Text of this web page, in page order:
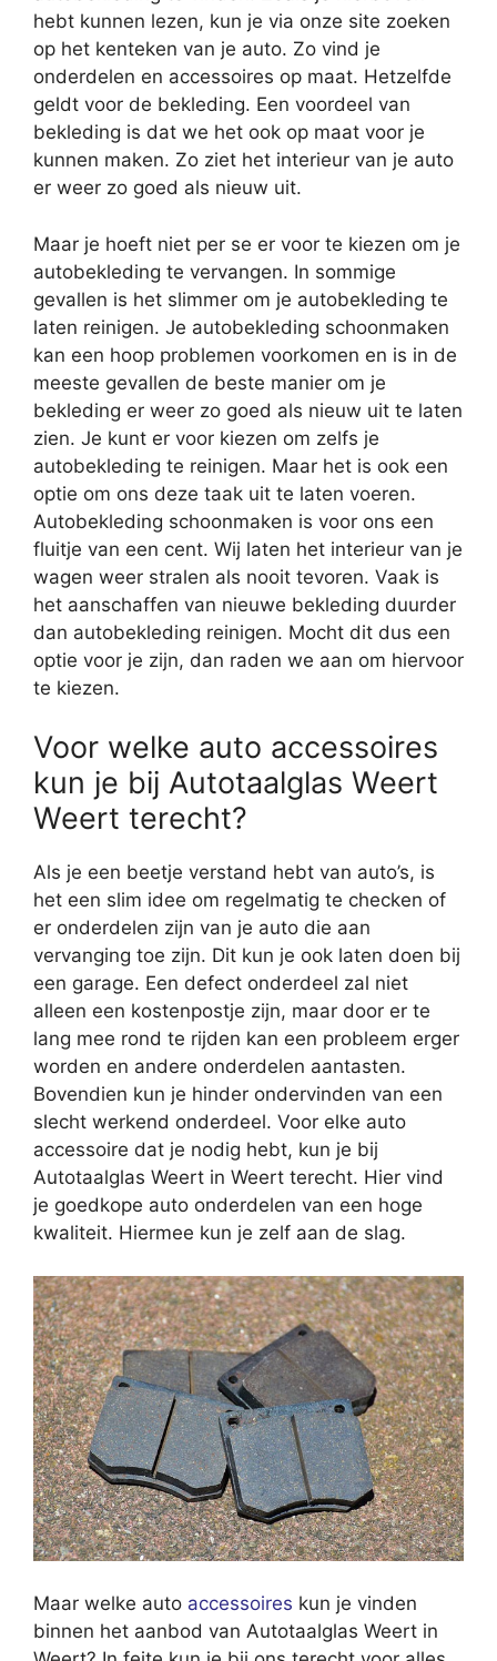
hebt kunnen lezen, kun je via onze site zoeken
op het kenteken van je auto. Zo vind je
onderdelen en accessoires op maat. Hetzelfde
geldt voor de bekleding. Een voordeel van
bekleding is dat we het ook op maat voor je
kunnen maken. Zo ziet het interieur van je auto
er weer zo goed als nieuw uit.
Maar je hoeft niet per se er voor te kiezen om je
autobekleding te vervangen. In sommige
gevallen is het slimmer om je autobekleding te
laten reinigen. Je autobekleding schoonmaken
kan een hoop problemen voorkomen en is in de
meeste gevallen de beste manier om je
bekleding er weer zo goed als nieuw uit te laten
zien. Je kunt er voor kiezen om zelfs je
autobekleding te reinigen. Maar het is ook een
optie om ons deze taak uit te laten voeren.
Autobekleding schoonmaken is voor ons een
fluitje van een cent. Wij laten het interieur van je
wagen weer stralen als nooit tevoren. Vaak is
het aanschaffen van nieuwe bekleding duurder
dan autobekleding reinigen. Mocht dit dus een
optie voor je zijn, dan raden we aan om hiervoor
te kiezen.
Voor welke auto accessoires
kun je bij Autotaalglas Weert
Weert terecht?
Als je een beetje verstand hebt van auto’s, is
het een slim idee om regelmatig te checken of
er onderdelen zijn van je auto die aan
vervanging toe zijn. Dit kun je ook laten doen bij
een garage. Een defect onderdeel zal niet
alleen een kostenpostje zijn, maar door er te
lang mee rond te rijden kan een probleem erger
worden en andere onderdelen aantasten.
Bovendien kun je hinder ondervinden van een
slecht werkend onderdeel. Voor elke auto
accessoire dat je nodig hebt, kun je bij
Autotaalglas Weert in Weert terecht. Hier vind
je goedkope auto onderdelen van een hoge
kwaliteit. Hiermee kun je zelf aan de slag.
Maar welke auto accessoires kun je vinden
binnen het aanbod van Autotaalglas Weert in